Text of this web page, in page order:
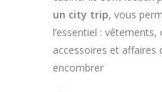
un city trip, vous
l’essentiel :
accessoires et affaires
encombrer